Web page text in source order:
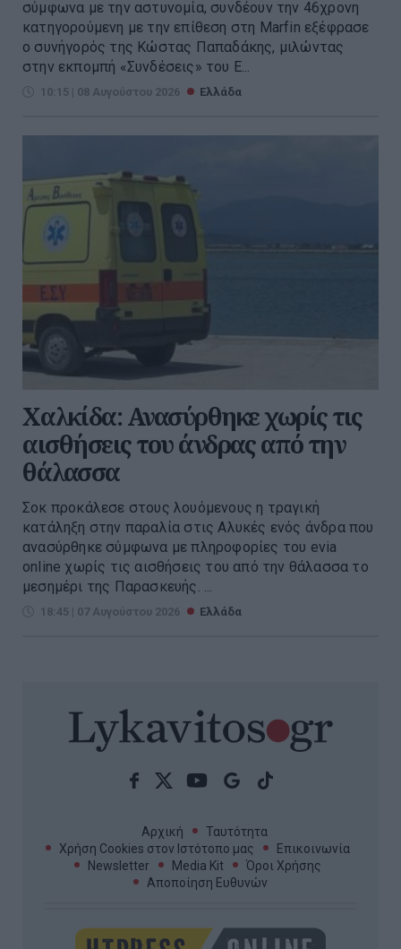
σύμφωνα με την αστυνομία, συνδέουν την 46χρονη
κατηγορούμενη με την επίθεση στη Marfin εξέφρασε
ο συνήγορός της Κώστας Παπαδάκης, μιλώντας
στην εκπομπή «Συνδέσεις» του Ε...
10:15 | 08 Αυγούστου 2026 Ελλάδα
Χαλκίδα: Ανασύρθηκε χωρίς τις
αισθήσεις του άνδρας από την
θάλασσα
Σοκ προκάλεσε στους λουόμενους η τραγική
κατάληξη στην παραλία στις Αλυκές ενός άνδρα που
ανασύρθηκε σύμφωνα με πληροφορίες του evia
online χωρίς τις αισθήσεις του από την θάλασσα το
μεσημέρι της Παρασκευής. ...
18:45 | 07 Αυγούστου 2026 Ελλάδα
Αρχική
Ταυτότητα
Χρήση Cookies στον Ιστότοπο μας
Επικοινωνία
Newsletter
Media Kit
Όροι Χρήσης
Αποποίηση Ευθυνών